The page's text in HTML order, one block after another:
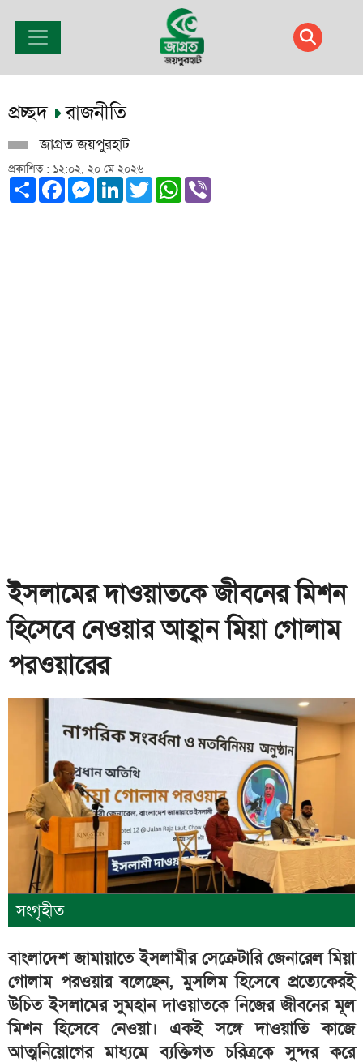
প্রচ্ছদ রাজনীতি
জাগ্রত জয়পুরহাট
প্রকাশিত : ১২:০২, ২০ মে ২০২৬
ShareFacebook
Messenger
LinkedIn
TwitterWhatsApp
ইসলামের দাওয়াতকে জীবনের মিশন
হিসেবে নেওয়ার আহ্বান মিয়া গোলাম
পরওয়ারের
সংগৃহীত
বাংলাদেশ জামায়াতে ইসলামীর সেক্রেটারি জেনারেল মিয়া
গোলাম পরওয়ার বলেছেন, মুসলিম হিসেবে প্রত্যেকেরই
উচিত ইসলামের সুমহান দাওয়াতকে নিজের জীবনের মূল
মিশন হিসেবে নেওয়া। একই সঙ্গে দাওয়াতি কাজে
আত্মনিয়োগের মাধ্যমে ব্যক্তিগত চরিত্রকে সুন্দর করে